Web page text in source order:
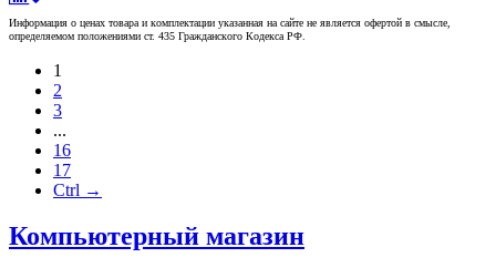
Информация о ценах товара и комплектации указанная на сайте не является офертой в смысле,
определяемом положениями ст. 435 Гражданского Кодекса РФ.
1
2
3
...
16
17
Ctrl →
Компьютерный магазин